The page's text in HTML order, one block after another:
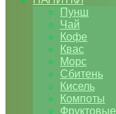
Пунш
Чай
Кофе
Квас
Морс
Сбитень
Кисель
Компоты
Фруктовые